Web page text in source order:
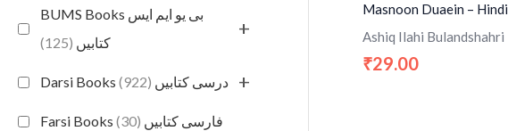
BUMS Books بی یو ایم ایس
کتابیں (125)
+
Darsi Books درسی کتابیں (922) +
Farsi Books فارسی کتابیں (30)
Masnoon Duaein – Hindi
Ashiq Ilahi Bulandshahri
₹29.00